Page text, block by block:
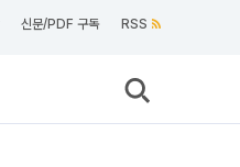
신문/PDF 구독 RSS